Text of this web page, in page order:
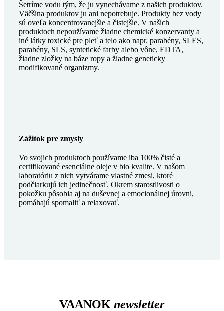
Šetríme vodu tým, že ju vynechávame z našich produktov.
Väčšina produktov ju ani nepotrebuje. Produkty bez vody
sú oveľa koncentrovanejšie a čistejšie. V našich
produktoch nepoužívame žiadne chemické konzervanty a
iné látky toxické pre pleť a telo ako napr. parabény, SLES,
parabény, SLS, syntetické farby alebo vône, EDTA,
žiadne zložky na báze ropy a žiadne geneticky
modifikované organizmy.
Zážitok pre zmysly
Vo svojich produktoch používame iba 100% čisté a
certifikované esenciálne oleje v bio kvalite. V našom
laboratóriu z nich vytvárame vlastné zmesi, ktoré
podčiarkujú ich jedinečnosť. Okrem starostlivosti o
pokožku pôsobia aj na duševnej a emocionálnej úrovni,
pomáhajú spomaliť a relaxovať.
VAANOK newsletter